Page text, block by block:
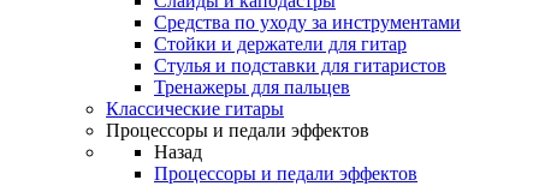
Средства по уходу за инструментами
Стойки и держатели для гитар
Стулья и подставки для гитаристов
Тренажеры для пальцев
Классические гитары
Процессоры и педали эффектов
Назад
Процессоры и педали эффектов